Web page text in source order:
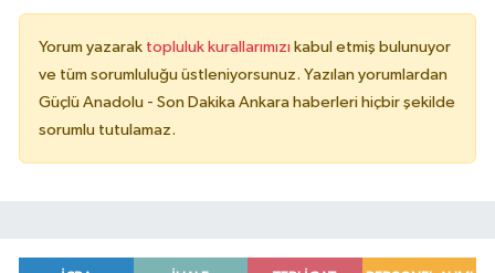
Yorum yazarak topluluk kurallarımızı kabul etmiş bulunuyor
ve tüm sorumluluğu üstleniyorsunuz. Yazılan yorumlardan
Güçlü Anadolu - Son Dakika Ankara haberleri hiçbir şekilde
sorumlu tutulamaz.